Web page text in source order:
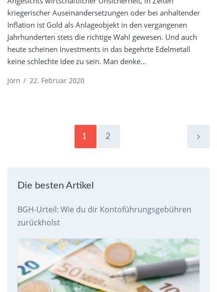
kriegerischer Auseinandersetzungen oder bei anhaltender
Inflation ist Gold als Anlageobjekt in den vergangenen
Jahrhunderten stets die richtige Wahl gewesen. Und auch
heute scheinen Investments in das begehrte Edelmetall
keine schlechte Idee zu sein. Man denke...
Jörn / 22. Februar 2020
1 2
Die besten Artikel
BGH-Urteil: Wie du dir Kontoführungsgebühren
zurückholst